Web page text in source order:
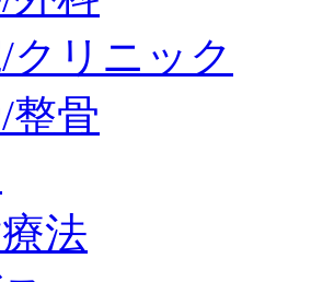
クリニック
整骨
法